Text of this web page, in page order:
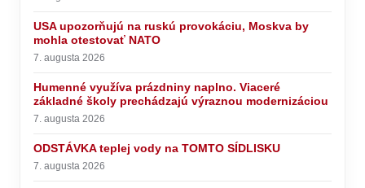
USA upozorňujú na ruskú provokáciu, Moskva by
mohla otestovať NATO
7. augusta 2026
Humenné využíva prázdniny naplno. Viaceré
základné školy prechádzajú výraznou modernizáciou
7. augusta 2026
ODSTÁVKA teplej vody na TOMTO SÍDLISKU
7. augusta 2026